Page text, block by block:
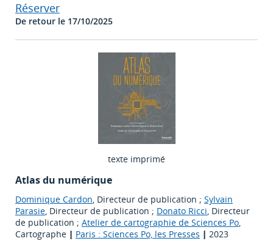
Réserver
De retour le 17/10/2025
texte imprimé
Atlas du numérique
Dominique Cardon, Directeur de publication ; Sylvain
Parasie, Directeur de publication ; Donato Ricci, Directeur
de publication ; Atelier de cartographie de Sciences Po,
Cartographe | Paris : Sciences Po, les Presses | 2023